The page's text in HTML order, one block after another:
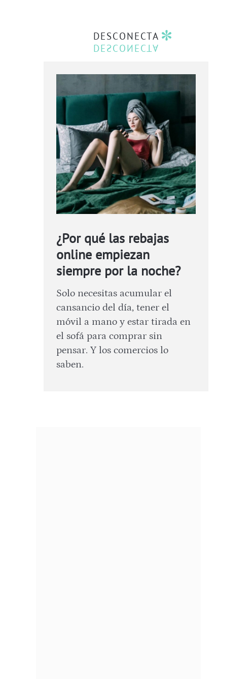
DESCONECTA
¿Por qué las rebajas
online empiezan
siempre por la noche?
Solo necesitas acumular el
cansancio del día, tener el
móvil a mano y estar tirada en
el sofá para comprar sin
pensar. Y los comercios lo
saben.